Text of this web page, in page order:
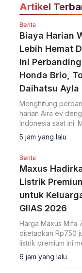
Artikel
Berita
Biaya Harian
Lebih Hemat
Ini
Honda Brio,
Daihatsu Ayla
Menghitung
harian Aira ev
Indonesia saat ini.
hemat?
5 jam yang lalu
Berita
Maxus
Listrik
untuk
GIIAS 2026
Harga Maxus Mifa
ditetapkan Rp750
listrik premium ini
tempuh 570 km
6 jam yang lalu